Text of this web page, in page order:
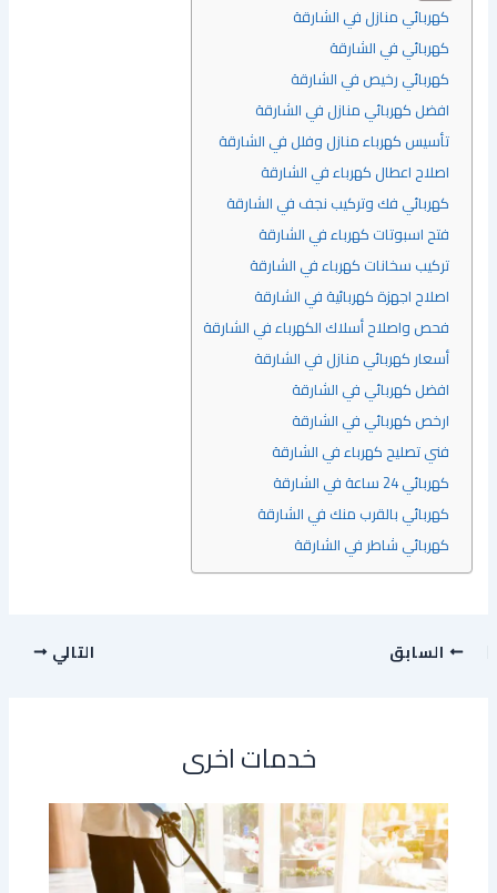
كهربائي منازل في الشارقة
كهربائي في الشارقة
كهربائي رخيص في الشارقة
افضل كهربائي منازل في الشارقة
تأسيس كهرباء منازل وفلل في الشارقة
اصلاح اعطال كهرباء في الشارقة
كهربائي فك وتركيب نجف في الشارقة
فتح اسبوتات كهرباء في الشارقة
تركيب سخانات كهرباء في الشارقة
اصلاح اجهزة كهربائية في الشارقة
فحص واصلاح أسلاك الكهرباء في الشارقة
أسعار كهربائي منازل في الشارقة
افضل كهربائي في الشارقة
ارخص كهربائي في الشارقة
فني تصليح كهرباء في الشارقة
كهربائي 24 ساعة في الشارقة
كهربائي بالقرب منك في الشارقة
كهربائي شاطر في الشارقة
السابق التالي
خدمات اخرى